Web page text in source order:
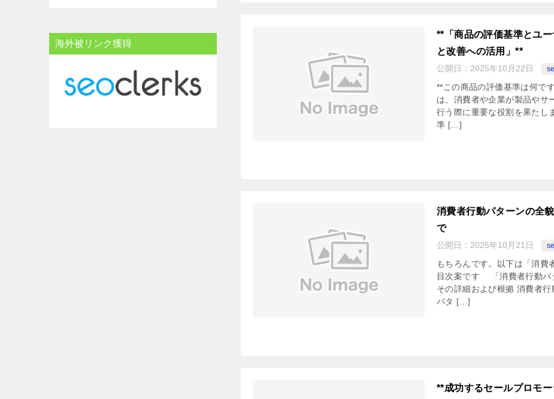
**「商品の評価基準とユ
と改善への活用」**
公開日： 2025年10月22日
**この商品の評価基準は何で
は、消費者や企業が製品やサ
行う際に重要な役割を果たし
準 […]
消費者行動パターンの全
で
公開日： 2025年10月21日
もちろんです。以下は「消費
目次案です 「消費者行動パ
その詳細および根拠 消費者
パタ […]
**成功するセールプロモ
海外被リンク獲得